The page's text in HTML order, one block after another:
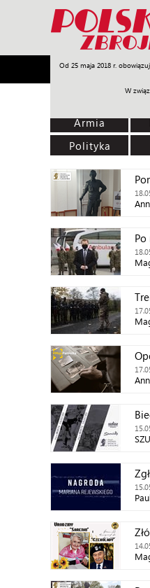
Od 25 maja 2018 r.
W
Armia Poligon
Armia
Polityka
Po